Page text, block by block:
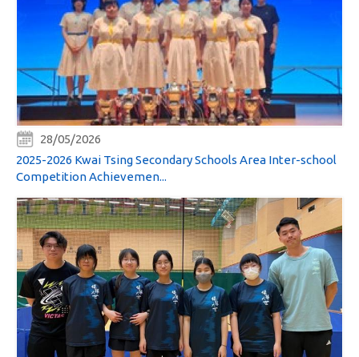
28/05/2026
2025-2026 Kwai Tsing Secondary Schools Area Inter-school
Competition Achievemen...